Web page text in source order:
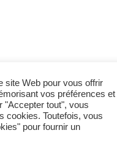
site Web pour vous offrir
vos préférences et
"Accepter tout", vous
cookies. Toutefois, vous
pour fournir un